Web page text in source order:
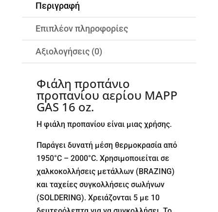
Περιγραφή
Επιπλέον πληροφορίες
Αξιολογήσεις (0)
Φιάλη προπάνιο
προπανίου αερίου MAPP
GAS 16 oz.
Η φιάλη προπανίου είναι μιας χρήσης.
Παράγει δυνατή μέση θερμοκρασία από
1950°C – 2000°C. Χρησιμοποιείται σε
χαλκοκολλήσεις μετάλλων (BRAZING)
και ταχείες συγκολλήσεις σωλήνων
(SOLDERING). Χρειάζονται 5 με 10